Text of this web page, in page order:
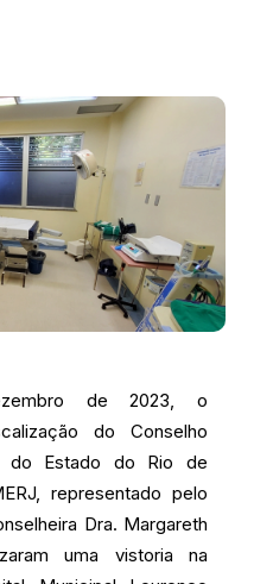
de 2023, o
do Conselho
do Estado do Rio de
representado pelo
Dra. Margareth
uma vistoria na